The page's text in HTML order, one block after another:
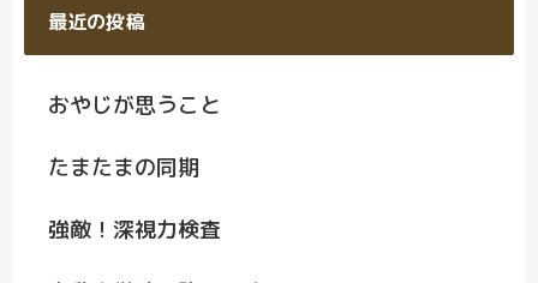
最近の投稿
おやじが思うこと
たまたまの同期
強敵！深視力検査